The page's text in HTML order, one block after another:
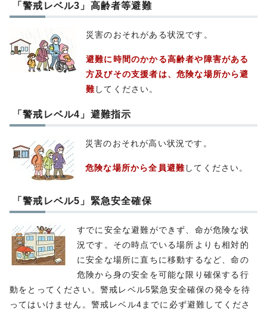
「警戒レベル3」高齢者等避難
災害のおそれがある状況です。
避難に時間のかかる高齢者や障害がある
方及びその支援者は、危険な場所から避
難してください。
「警戒レベル4」避難指示
災害のおそれが高い状況です。
危険な場所から全員避難してください。
「警戒レベル5」緊急安全確保
すでに安全な避難ができず、命が危険な状
況です。その時点でいる場所よりも相対的
に安全な場所に直ちに移動するなど、命の
危険から身の安全を可能な限り確保する行
動をとってください。警戒レベル5緊急安全確保の発令を待
ってはいけません。警戒レベル4までに必ず避難してくださ